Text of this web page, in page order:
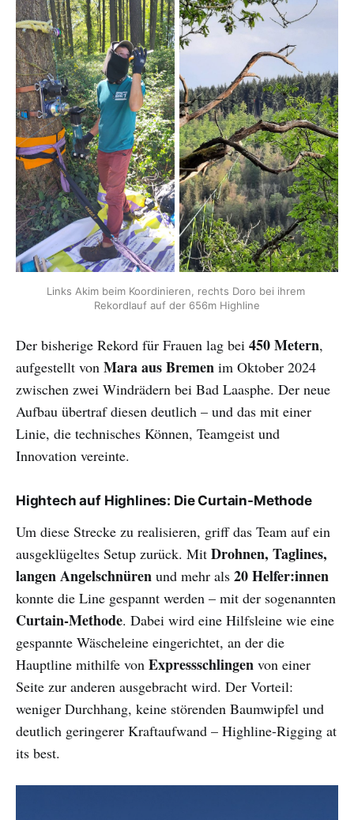
Links Akim beim Koordinieren, rechts Doro bei ihrem
Rekordlauf auf der 656m Highline
Der bisherige Rekord für Frauen lag bei 450 Metern,
aufgestellt von Mara aus Bremen im Oktober 2024
zwischen zwei Windrädern bei Bad Laasphe. Der neue
Aufbau übertraf diesen deutlich – und das mit einer
Linie, die technisches Können, Teamgeist und
Innovation vereinte.
Hightech auf Highlines: Die Curtain-Methode
Um diese Strecke zu realisieren, griff das Team auf ein
ausgeklügeltes Setup zurück. Mit Drohnen, Taglines,
langen Angelschnüren und mehr als 20 Helfer:innen
konnte die Line gespannt werden – mit der sogenannten
Curtain-Methode. Dabei wird eine Hilfsleine wie eine
gespannte Wäscheleine eingerichtet, an der die
Hauptline mithilfe von Expressschlingen von einer
Seite zur anderen ausgebracht wird. Der Vorteil:
weniger Durchhang, keine störenden Baumwipfel und
deutlich geringerer Kraftaufwand – Highline-Rigging at
its best.